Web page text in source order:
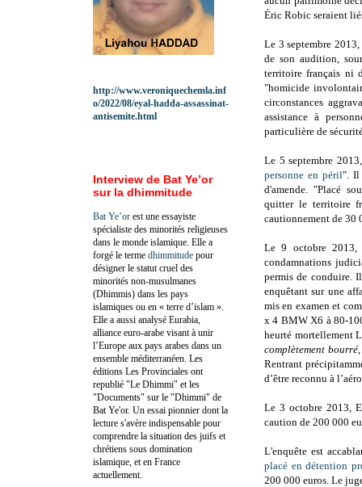
Éric Robic seraient
Le 3 septembre
de son audition,
territoire français ni
"homicide
circonstances
assistance à
particulière de
Le 5 septembre
personne en péril". Il
d'amende. "Placé
quitter le territoire
cautionnement de 30
Le 9 octobre
condamnations
permis de conduire.
enquêtant sur une
mis en examen et
x 4 BMW X6 à 80-
heurté mortellement
complètement
Rentrant
d’être reconnu à
Le 3 octobre 2013,
caution de 200 000
L'enquête est
placé en détention
200 000 euros. Le
http://www.veroniquechemla.inf
o/2022/08/eyal-hadda-assassinat-
antisemite.html
Interview de Bat Ye’or
sur la dhimmitude
Bat Ye’or est une essayiste
spécialiste des minorités religieuses
dans le monde islamique. Elle a
forgé le terme dhimmitude pour
désigner le statut cruel des
minorités non-musulmanes
(Dhimmis) dans les pays
islamiques ou en « terre d’islam ».
Elle a aussi analysé Eurabia,
alliance euro-arabe visant à unir
l’Europe aux pays arabes dans un
ensemble méditerranéen. Les
éditions Les Provinciales ont
republié "Le Dhimmi" et les
"Documents" sur le "Dhimmi" de
Bat Ye'or. Un essai pionnier dont la
lecture s'avère indispensable pour
comprendre la situation des juifs et
chrétiens sous domination
islamique, et en France
actuellement.